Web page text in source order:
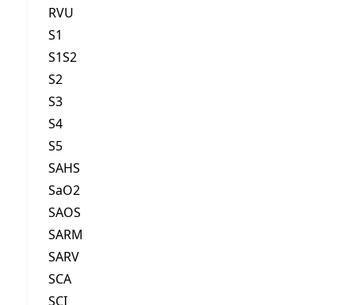
RVU
S1
S1S2
S2
S3
S4
S5
SAHS
SaO2
SAOS
SARM
SARV
SCA
SCI